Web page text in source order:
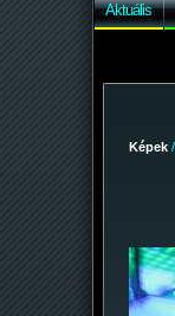
Aktuális
Képek